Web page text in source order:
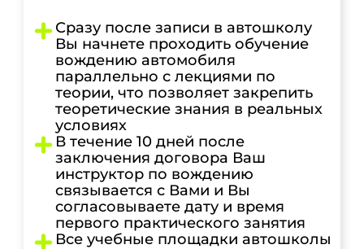
Сразу после записи в автошколу
Вы начнете проходить обучение
вождению автомобиля
параллельно с лекциями по
теории, что позволяет закрепить
теоретические знания в реальных
условиях
В течение 10 дней после
заключения договора Ваш
инструктор по вождению
связывается с Вами и Вы
согласовываете дату и время
первого практического занятия
Все учебные площадки автошколы